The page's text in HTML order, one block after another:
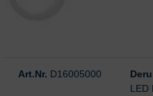
Art.Nr. D16005000
LED